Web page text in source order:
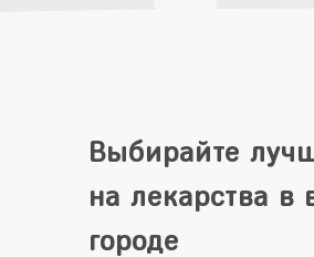
Выбирайте
на лекарства в
городе